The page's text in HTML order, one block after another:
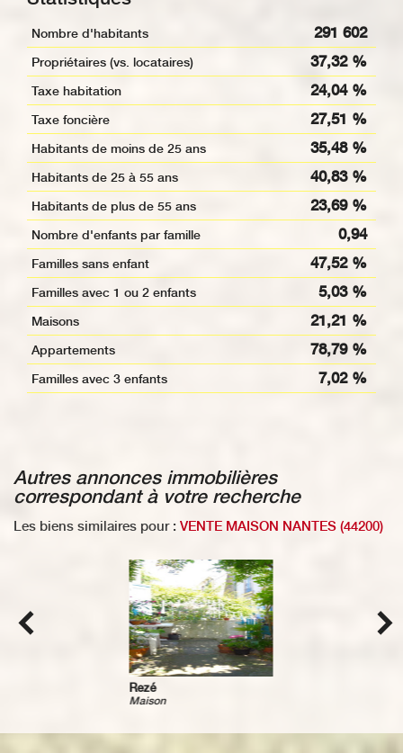
Nombre d'habitants 291 602
Propriétaires (vs. locataires) 37,32 %
Taxe habitation 24,04 %
Taxe foncière 27,51 %
Habitants de moins de 25 ans 35,48 %
Habitants de 25 à 55 ans 40,83 %
Habitants de plus de 55 ans 23,69 %
Nombre d'enfants par famille 0,94
Familles sans enfant 47,52 %
Familles avec 1 ou 2 enfants 5,03 %
Maisons 21,21 %
Appartements 78,79 %
Familles avec 3 enfants 7,02 %
autres annonces immobilières
correspondant à votre recherche
Les biens similaires pour : VENTE MAISON NANTES (44200)
Rezé
Maison